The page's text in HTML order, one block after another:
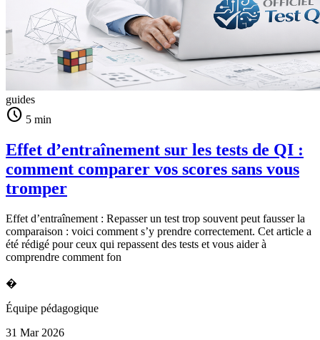
guides
schedule 5 min
Effet d’entraînement sur les tests de QI :
comment comparer vos scores sans vous
tromper
Effet d’entraînement : Repasser un test trop souvent peut fausser la
comparaison : voici comment s’y prendre correctement. Cet article a
été rédigé pour ceux qui repassent des tests et vous aider à
comprendre comment fon
�
Équipe pédagogique
31 Mar 2026